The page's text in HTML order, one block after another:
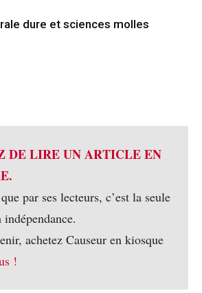
dure et sciences molles
DE LIRE UN ARTICLE EN
par ses lecteurs, c’est la seule
achetez Causeur en kiosque
!